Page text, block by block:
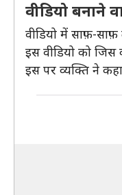
वीडियो बनाने
वीडियो में साफ़-
इस वीडियो को
इस पर व्यक्ति ने